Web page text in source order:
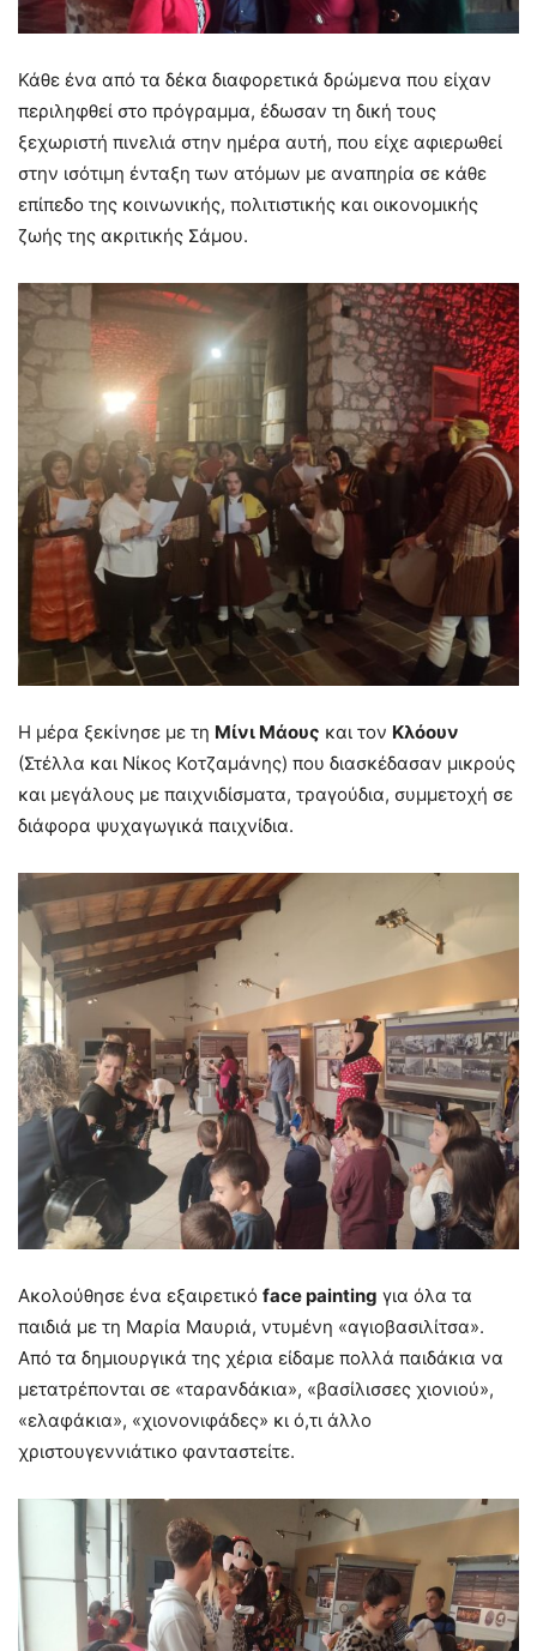
Κάθε ένα από τα δέκα διαφορετικά δρώμενα που είχαν
περιληφθεί στο πρόγραμμα, έδωσαν τη δική τους
ξεχωριστή πινελιά στην ημέρα αυτή, που είχε αφιερωθεί
στην ισότιμη ένταξη των ατόμων με αναπηρία σε κάθε
επίπεδο της κοινωνικής, πολιτιστικής και οικονομικής
ζωής της ακριτικής Σάμου.
Η μέρα ξεκίνησε με τη Μίνι Μάους και τον Κλόουν
(Στέλλα και Νίκος Κοτζαμάνης) που διασκέδασαν μικρούς
και μεγάλους με παιχνιδίσματα, τραγούδια, συμμετοχή σε
διάφορα ψυχαγωγικά παιχνίδια.
Ακολούθησε ένα εξαιρετικό face painting για όλα τα
παιδιά με τη Μαρία Mαυριά, ντυμένη «αγιοβασιλίτσα».
Από τα δημιουργικά της χέρια είδαμε πολλά παιδάκια να
μετατρέπονται σε «ταρανδάκια», «βασίλισσες χιονιού»,
«ελαφάκια», «χιονονιφάδες» κι ό,τι άλλο
χριστουγεννιάτικο φανταστείτε.